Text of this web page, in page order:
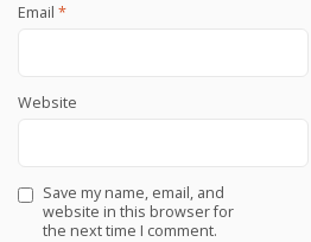
Email *
Website
Save my name, email, and
website in this browser for
the next time I comment.